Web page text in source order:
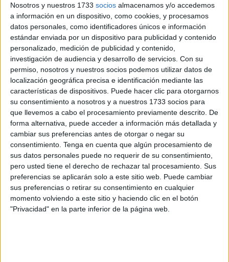
Nosotros y nuestros 1733 socios almacenamos y/o accedemos
a información en un dispositivo, como cookies, y procesamos
datos personales, como identificadores únicos e información
estándar enviada por un dispositivo para publicidad y contenido
personalizado, medición de publicidad y contenido,
investigación de audiencia y desarrollo de servicios. Con su
permiso, nosotros y nuestros socios podemos utilizar datos de
localización geográfica precisa e identificación mediante las
características de dispositivos. Puede hacer clic para otorgarnos
su consentimiento a nosotros y a nuestros 1733 socios para
que llevemos a cabo el procesamiento previamente descrito. De
forma alternativa, puede acceder a información más detallada y
cambiar sus preferencias antes de otorgar o negar su
consentimiento. Tenga en cuenta que algún procesamiento de
sus datos personales puede no requerir de su consentimiento,
pero usted tiene el derecho de rechazar tal procesamiento. Sus
preferencias se aplicarán solo a este sitio web. Puede cambiar
sus preferencias o retirar su consentimiento en cualquier
momento volviendo a este sitio y haciendo clic en el botón
"Privacidad" en la parte inferior de la página web.
RelatedPosts
Carta de los vecinos de Arcos Quebrados
HACE 5 HORAS
Disparos en el Príncipe y un herido por
arma blanca
HACE 5 HORAS
Orgullo de un pueblo que nunca pierde
su humanidad
HACE 6 HORAS
Aplazado el amistoso entre el Ittihad de
Tánger y el FC Barcelona
HACE 6 HORAS